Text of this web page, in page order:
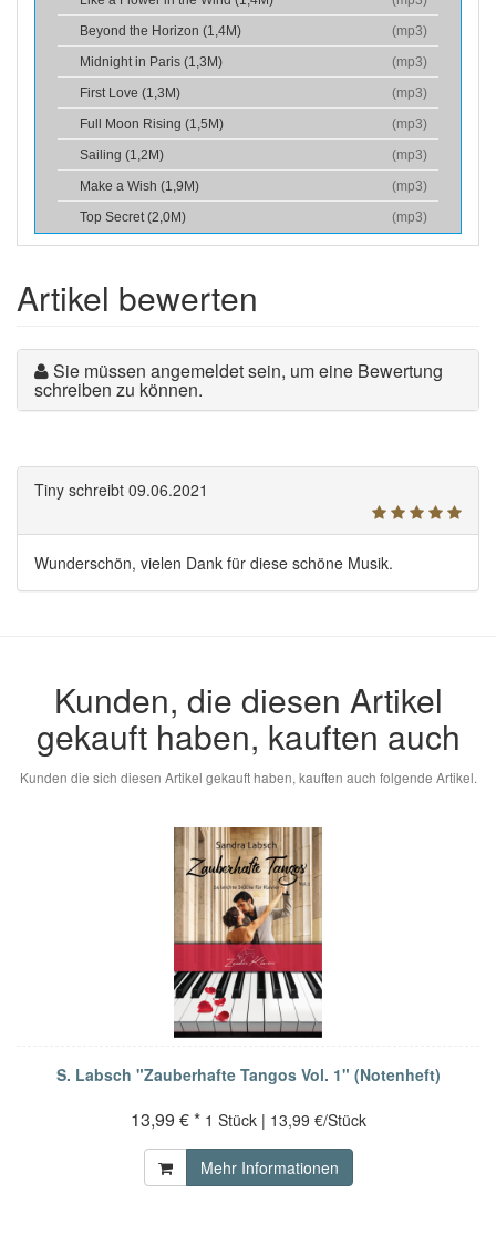
(mp3)
Beyond the Horizon (1,4M)
(mp3)
Midnight in Paris (1,3M)
(mp3)
First Love (1,3M)
(mp3)
Full Moon Rising (1,5M)
(mp3)
Sailing (1,2M)
(mp3)
Make a Wish (1,9M)
(mp3)
Top Secret (2,0M)
Artikel bewerten
Sie müssen angemeldet sein, um eine Bewertung
schreiben zu können.
Tiny schreibt 09.06.2021
Wunderschön, vielen Dank für diese schöne Musik.
Kunden, die diesen Artikel
gekauft haben, kauften auch
Kunden die sich diesen Artikel gekauft haben, kauften auch folgende Artikel.
S. Labsch "Zauberhafte Tangos Vol. 1" (Notenheft)
13,99 € * 1 Stück | 13,99 €/Stück
Mehr Informationen